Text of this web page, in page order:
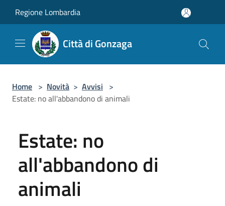
Regione Lombardia
Città di Gonzaga
Home > Novità > Avvisi >
Estate: no all'abbandono di animali
Estate: no
all'abbandono di
animali